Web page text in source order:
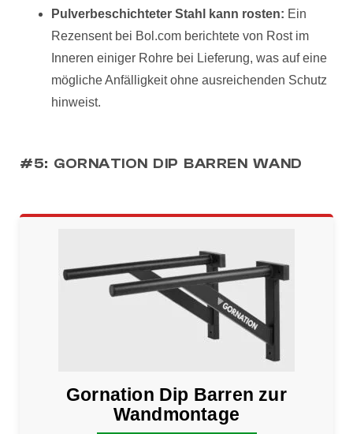
Pulverbeschichteter Stahl kann rosten: Ein
Rezensent bei Bol.com berichtete von Rost im
Inneren einiger Rohre bei Lieferung, was auf eine
mögliche Anfälligkeit ohne ausreichenden Schutz
hinweist.
#5: GORNATION DIP BARREN WAND
Gornation Dip Barren zur
Wandmontage